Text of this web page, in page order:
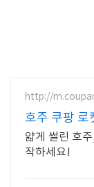
http://
호주 쿠팡 로
하게
얇게 썰린 호
작하세요!